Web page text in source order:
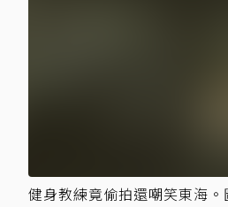
健身教練竟偷拍還嘲笑東海。